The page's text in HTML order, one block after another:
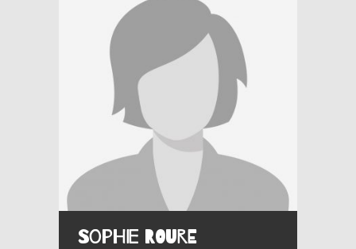
Sophie ROURE